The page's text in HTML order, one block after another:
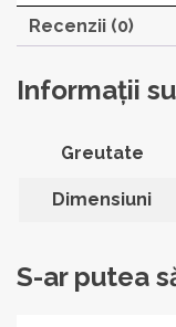
Recenzii (0)
Informații
Greutate
Dimensiuni
S-ar putea